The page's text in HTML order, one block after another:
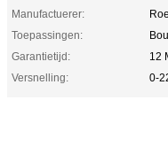
Manufactuerer:
Toepassingen:
Garantietijd:
12
Versnelling:
0-